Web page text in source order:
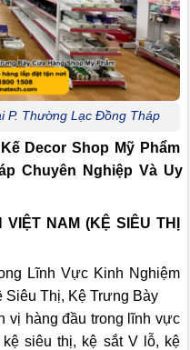
P. Thường Lạc Đồng Tháp
Decor Shop Mỹ Phẩm
Chuyên Nghiệp Và Uy
NAM (KỆ SIÊU THỊ
Lĩnh Vực Kinh Nghiệm
Siêu Thị, Kệ Trưng Bày
vị hàng đầu trong lĩnh vực
siêu thị, kệ sắt V lỗ, kệ